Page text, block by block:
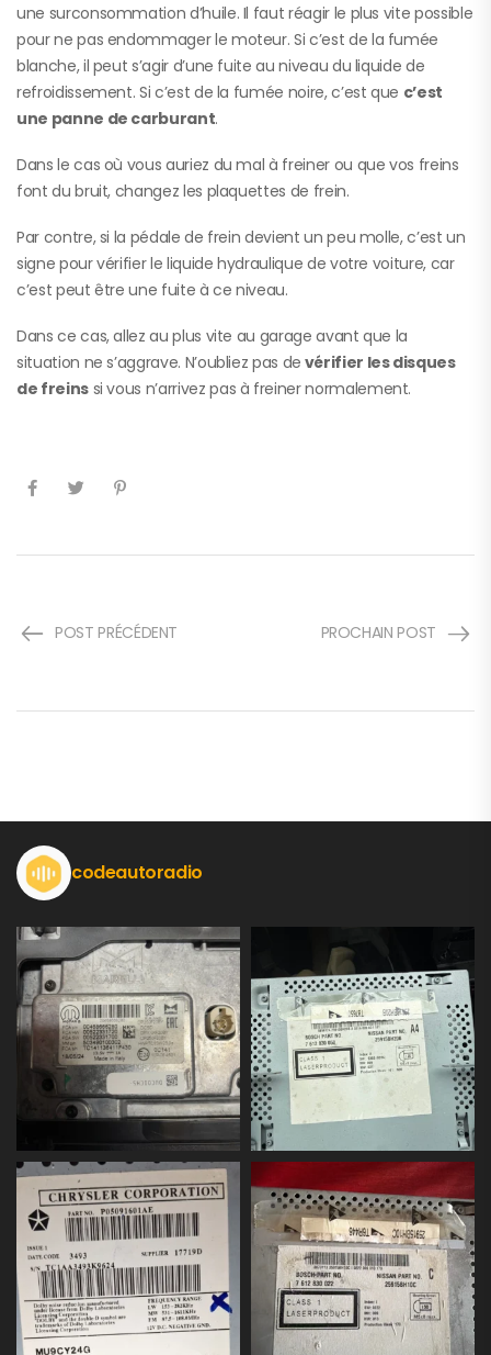
une surconsommation d’huile. Il faut réagir le plus vite possible
pour ne pas endommager le moteur. Si c’est de la fumée
blanche, il peut s’agir d’une fuite au niveau du liquide de
refroidissement. Si c’est de la fumée noire, c’est que c’est
une panne de carburant.
Dans le cas où vous auriez du mal à freiner ou que vos freins
font du bruit, changez les plaquettes de frein.
Par contre, si la pédale de frein devient un peu molle, c’est un
signe pour vérifier le liquide hydraulique de votre voiture, car
c’est peut être une fuite à ce niveau.
Dans ce cas, allez au plus vite au garage avant que la
situation ne s’aggrave. N’oubliez pas de vérifier les disques
de freinssi vous n’arrivez pas à freiner normalement.
POST PRÉCÉDENT PROCHAIN POST
codeautoradio